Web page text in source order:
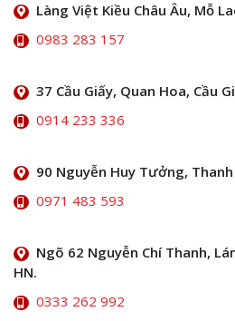
Làng Việt Kiều Châu Âu, Mỗ
0983 283 157
37 Cầu Giấy, Quan Hoa, Cầu
0914 233 336
90 Nguyễn Huy Tưởng, Thanh
0971 483 593
Ngõ 62 Nguyễn Chí Thanh,
HN.
0333 262 992